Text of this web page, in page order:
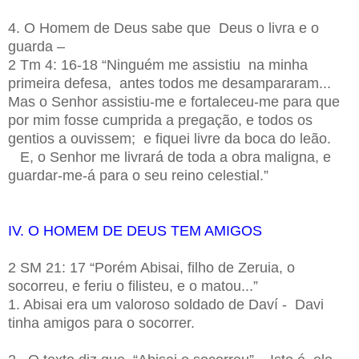
4. O Homem de Deus sabe que Deus o livra e o
guarda –
2 Tm 4: 16-18 “Ninguém me assistiu na minha
primeira defesa, antes todos me desampararam...
Mas o Senhor assistiu-me e fortaleceu-me para que
por mim fosse cumprida a pregação, e todos os
gentios a ouvissem; e fiquei livre da boca do leão.
E, o Senhor me livrará de toda a obra maligna, e
guardar-me-á para o seu reino celestial.”
IV. O HOMEM DE DEUS TEM AMIGOS
2 SM 21: 17 “Porém Abisai, filho de Zeruia, o
socorreu, e feriu o filisteu, e o matou...”
1. Abisai era um valoroso soldado de Daví - Davi
tinha amigos para o socorrer.